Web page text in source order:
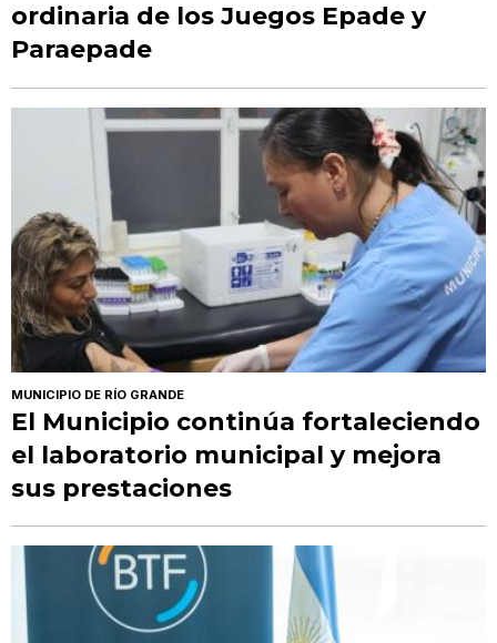
ordinaria de los Juegos Epade y
Paraepade
MUNICIPIO DE RÍO GRANDE
El Municipio continúa fortaleciendo
el laboratorio municipal y mejora
sus prestaciones